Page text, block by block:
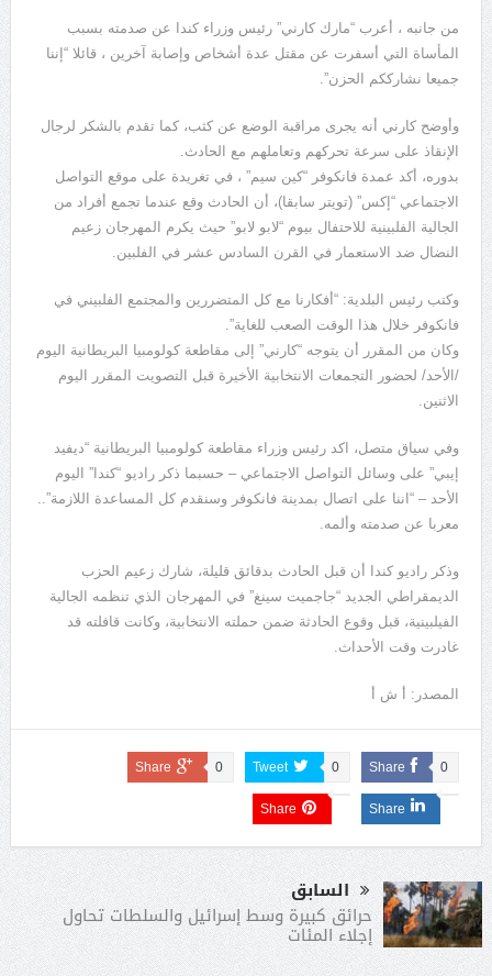
من جانبه ، أعرب “مارك كارني” رئيس وزراء كندا عن صدمته بسبب
المأساة التي أسفرت عن مقتل عدة أشخاص وإصابة آخرين ، قائلا “إننا
جميعا نشارككم الحزن”.
وأوضح كارني أنه يجرى مراقبة الوضع عن كثب، كما تقدم بالشكر لرجال
الإنقاذ على سرعة تحركهم وتعاملهم مع الحادث.
بدوره، أكد عمدة فانكوفر “كين سيم” ، في تغريدة على موقع التواصل
الاجتماعي “إكس” (تويتر سابقا)، أن الحادث وقع عندما تجمع أفراد من
الجالية الفلبينية للاحتفال بيوم “لابو لابو” حيث يكرم المهرجان زعيم
النضال ضد الاستعمار في القرن السادس عشر في الفلبين.
وكتب رئيس البلدية: “أفكارنا مع كل المتضررين والمجتمع الفلبيني في
فانكوفر خلال هذا الوقت الصعب للغاية”.
وكان من المقرر أن يتوجه “كارني” إلى مقاطعة كولومبيا البريطانية اليوم
/الأحد/ لحضور التجمعات الانتخابية الأخيرة قبل التصويت المقرر اليوم
الاثنين.
وفي سياق متصل، اكد رئيس وزراء مقاطعة كولومبيا البريطانية “ديفيد
إيبي” على وسائل التواصل الاجتماعي – حسبما ذكر راديو “كندا” اليوم
الأحد – “اننا على اتصال بمدينة فانكوفر وسنقدم كل المساعدة اللازمة”..
معربا عن صدمته وألمه.
وذكر راديو كندا أن قبل الحادث بدقائق قليلة، شارك زعيم الحزب
الديمقراطي الجديد “جاجميت سينغ” في المهرجان الذي تنظمه الجالية
الفيلبينية، قبل وقوع الحادثة ضمن حملته الانتخابية، وكانت قافلته قد
غادرت وقت الأحداث.
المصدر: أ ش أ
Share 0
Tweet 0
Share 0
Share
Share
السابق
حرائق كبيرة وسط إسرائيل والسلطات تحاول
إجلاء المئات